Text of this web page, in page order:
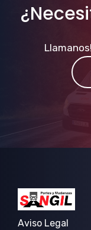
Aviso Legal